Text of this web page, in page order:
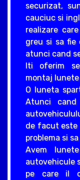
securizat,
cauciuc si
realizare
greu si sa fie
atunci cand
Iti oferim
montaj lunete
O luneta
Atunci
de facut este
problema si
Avem
autovehicule
pe care il